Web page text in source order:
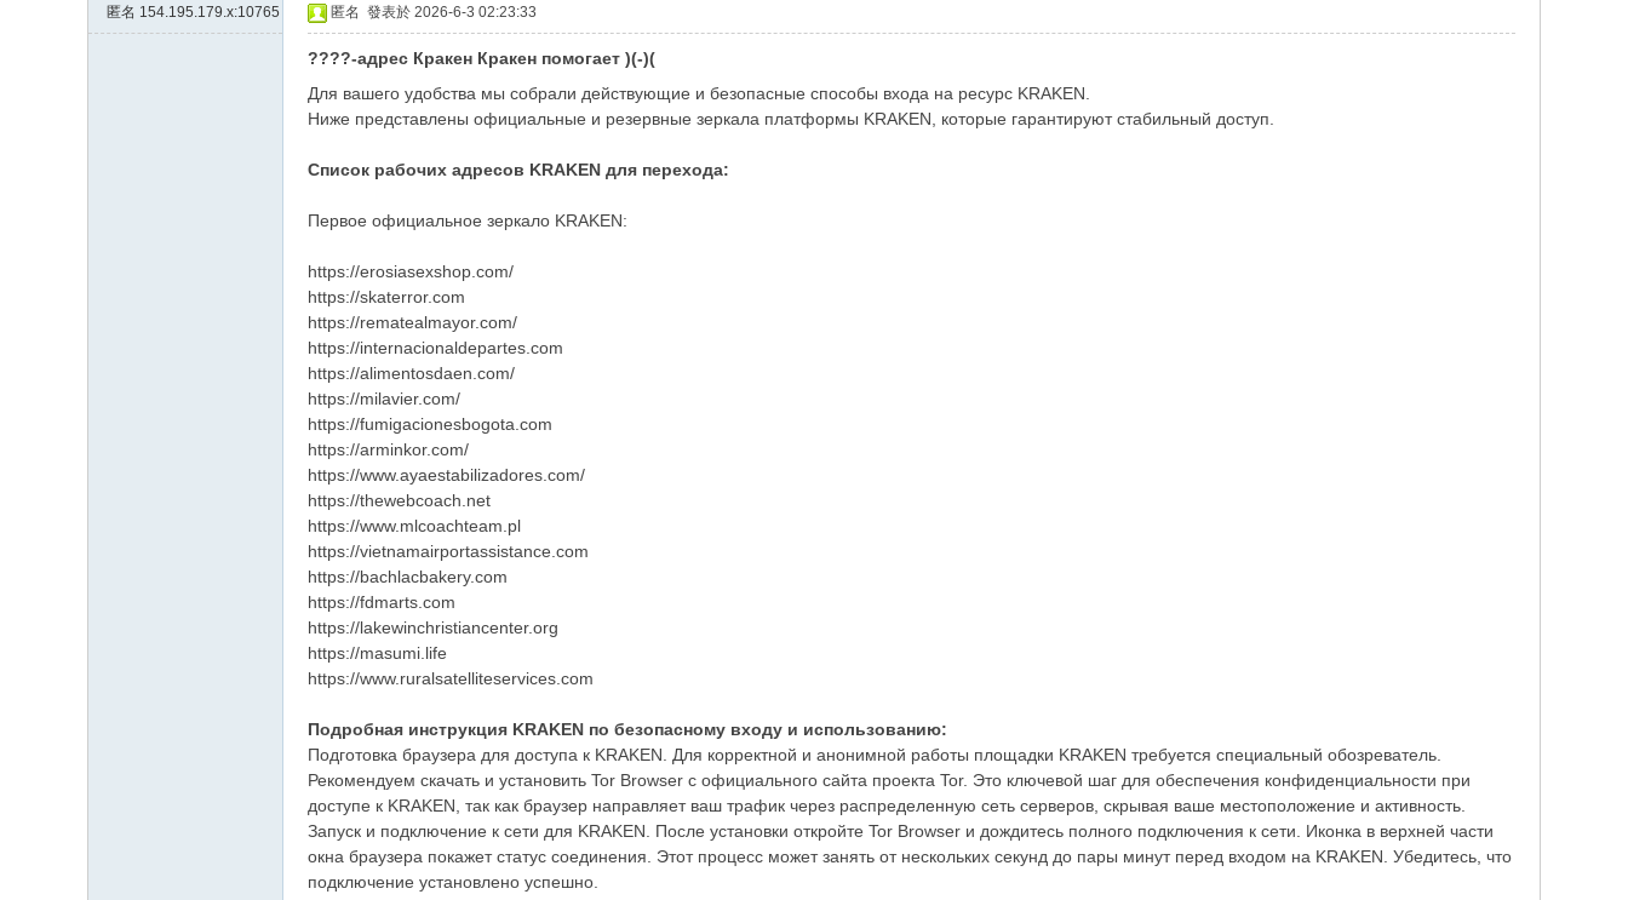
匿名 154.195.179.x:10765 匿名 發表於 2026-6-3 02:23:33
????-адрес Кракен Кракен помогает )(-)(
Для вашего удобства мы собрали действующие и безопасные способы входа на ресурс KRAKEN.
Ниже представлены официальные и резервные зеркала платформы KRAKEN, которые гарантируют стабильный доступ.
Список рабочих адресов KRAKEN для перехода:
Первое официальное зеркало KRAKEN:
https://erosiasexshop.com/
https://skaterror.com
https://rematealmayor.com/
https://internacionaldepartes.com
https://alimentosdaen.com/
https://milavier.com/
https://fumigacionesbogota.com
https://arminkor.com/
https://www.ayaestabilizadores.com/
https://thewebcoach.net
https://www.mlcoachteam.pl
https://vietnamairportassistance.com
https://bachlacbakery.com
https://fdmarts.com
https://lakewinchristiancenter.org
https://masumi.life
https://www.ruralsatelliteservices.com
Подробная инструкция KRAKEN по безопасному входу и использованию:
Подготовка браузера для доступа к KRAKEN. Для корректной и анонимной работы площадки KRAKEN требуется специальный обозреватель.
Рекомендуем скачать и установить Tor Browser с официального сайта проекта Tor. Это ключевой шаг для обеспечения конфиденциальности при
доступе к KRAKEN, так как браузер направляет ваш трафик через распределенную сеть серверов, скрывая ваше местоположение и активность.
Запуск и подключение к сети для KRAKEN. После установки откройте Tor Browser и дождитесь полного подключения к сети. Иконка в верхней части
окна браузера покажет статус соединения. Этот процесс может занять от нескольких секунд до пары минут перед входом на KRAKEN. Убедитесь, что
подключение установлено успешно.